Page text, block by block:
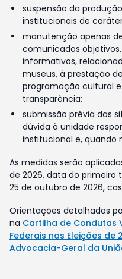
suspensão da
institucionais de
manutenção apenas
comunicados
informativos,
museus, à prestação
programação cultural
transparência;
submissão prévia das
dúvida à unidade
institucional e, quando
As medidas serão
de 2026, data do primeiro
25 de outubro de 2026,
Orientações detalhadas
na Cartilha de Condutas
Federais nas Eleições
Advocacia-Geral da